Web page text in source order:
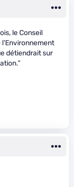
le Conseil
détiendrait sur